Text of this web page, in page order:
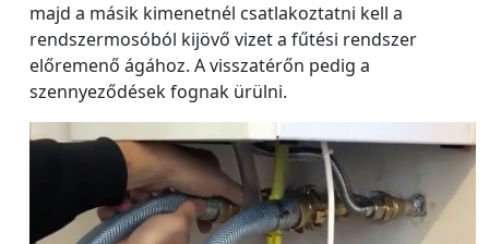
majd a másik kimenetnél csatlakoztatni kell a
rendszermosóból kijövő vizet a fűtési rendszer
előremenő ágához. A visszatérőn pedig a
szennyeződések fognak ürülni.